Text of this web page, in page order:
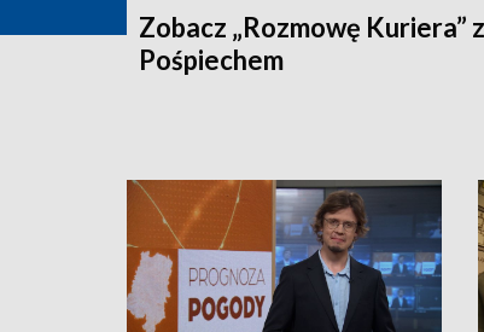
Zobacz „Rozmowę Kuriera”
Pośpiechem